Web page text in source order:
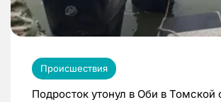
Происшествия
Подросток утонул в Оби в Томской